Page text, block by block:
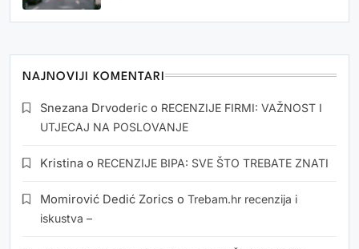
NAJNOVIJI KOMENTARI
Snezana Drvoderic o RECENZIJE FIRMI: VAŽNOST I
UTJECAJ NA POSLOVANJE
Kristina o RECENZIJE BIPA: SVE ŠTO TREBATE ZNATI
Momirović Dedić Zorics o Trebam.hr recenzija i
iskustva –